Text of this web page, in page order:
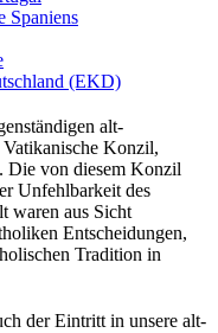
Spaniens
(EKD)
alt-
Konzil,
Die von diesem Konzil
Unfehlbarkeit des
waren aus Sicht
Entscheidungen,
Tradition in
der Eintritt in unsere alt-